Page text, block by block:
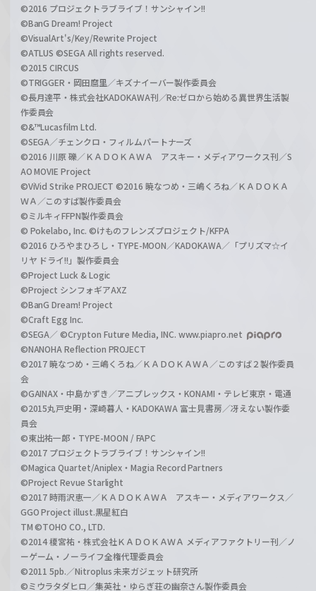
©2016 プロジェクトラブライブ！サンシャイン!!
©BanG Dream! Project
©VisualArt's/Key/Rewrite Project
©ATLUS ©SEGA All rights reserved.
©2015 CIRCUS
©TRIGGER・岡田麿里／キズナイーバー製作委員会
©長月達平・株式会社KADOKAWA刊／Re:ゼロから始める異世界生活製
作委員会
©&™Lucasfilm Ltd.
©SEGA／チェンクロ・フィルムパートナーズ
©2016 川原 礫／ＫＡＤＯＫＡＷＡ アスキー・メディアワークス刊／S
AO MOVIE Project
©ViVid Strike PROJECT ©2016 暁なつめ・三嶋くろね／ＫＡＤＯＫＡ
ＷＡ／このすば製作委員会
©ミルキィFFPN製作委員会
© Pokelabo, Inc. ©けものフレンズプロジェクト/KFPA
©2016 ひろやまひろし・TYPE-MOON／KADOKAWA／「プリズマ☆イ
リヤ ドライ!!」製作委員会
©Project Luck & Logic
©Project シンフォギアAXZ
©BanG Dream! Project
©Craft Egg Inc.
©SEGA／ ©Crypton Future Media, INC. www.piapro.net
©NANOHA Reflection PROJECT
©2017 暁なつめ・三嶋くろね／ＫＡＤＯＫＡＷＡ／このすば２製作委員
会
©GAINAX・中島かずき／アニプレックス・KONAMI・テレビ東京・電通
©2015丸戸史明・深崎暮人・KADOKAWA 富士見書房／冴えない製作委
員会
©東出祐一郎・TYPE-MOON / FAPC
©2017 プロジェクトラブライブ！サンシャイン!!
©Magica Quartet/Aniplex・Magia Record Partners
©Project Revue Starlight
©2017 時雨沢恵一／ＫＡＤＯＫＡＷＡ アスキー・メディアワークス／
GGO Project illust.黒星紅白
TM ©TOHO CO., LTD.
©2014 榎宮祐・株式会社ＫＡＤＯＫＡＷＡ メディアファクトリー刊／ノ
ーゲーム・ノーライフ全権代理委員会
©2011 5pb.／Nitroplus 未来ガジェット研究所
©ミウラタダヒロ／集英社・ゆらぎ荘の幽奈さん製作委員会